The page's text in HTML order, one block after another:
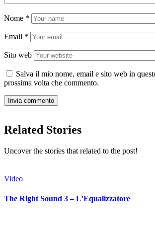
Nome *
Email *
Sito web
Salva il mio nome, email e sito web in
prossima volta che commento.
Related Stories
Uncover the stories that related to the post!
Video
The Right Sound 3 – L’Equalizzatore